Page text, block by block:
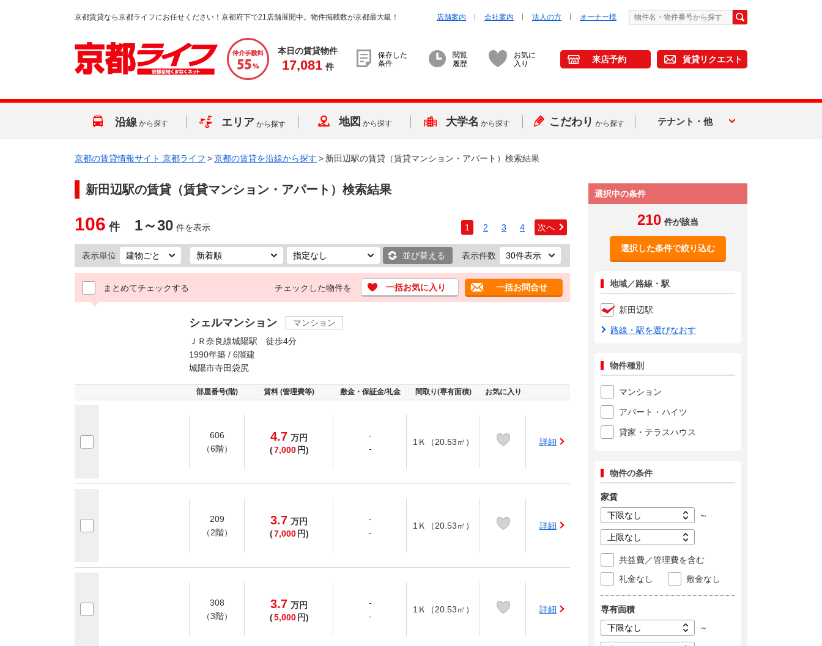
京都賃貸なら京都ライフにお任せください！京都府下で21店舗展開中。物件掲載数が京都最大級！ 店舗案内 会社案内 法人の方 オーナー様
本日の賃貸物件
17,081 件
保存した
条件
閲覧
履歴
お気に
入り
来店予約 賃貸リクエスト
沿線 から探す エリア から探す 地図 から探す 大学名 から探す こだわり から探す テナント・他
京都の賃貸情報サイト 京都ライフ >京都の賃貸を沿線から探す > 新田辺駅の賃貸（賃貸マンション・アパート）検索結果
新田辺駅の賃貸（賃貸マンション・アパート）検索結果
106 件 1～30 件を表示 1 2 3 4 次へ
表示単位 並び替える 表示件数
まとめてチェックする チェックした物件を 一括お気に入り 一括お問合せ
シェルマンション
マンション
ＪＲ奈良線城陽駅 徒歩4分
1990年築 / 6階建
城陽市寺田袋尻
部屋番号(階) 賃料 (管理費等) 敷金・保証金/礼金 間取り(専有面積) お気に入り
606
（6階）
4.7 万円
(7,000 円)
-
-
1Ｋ（20.53㎡） 詳細
209
（2階）
3.7 万円
(7,000 円)
-
-
1Ｋ（20.53㎡） 詳細
308
（3階）
3.7 万円
(5,000 円)
-
-
1Ｋ（20.53㎡） 詳細
選択中の条件
210 件が該当
選択した条件で絞り込む
地域／路線・駅
新田辺駅
路線・駅を選びなおす
物件種別
マンション
アパート・ハイツ
貸家・テラスハウス
物件の条件
家賃
～
共益費／管理費を含む
礼金なし
敷金なし
専有面積
～